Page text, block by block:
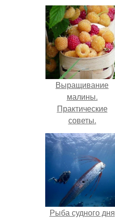
Выращивание
малины.
Практические
советы.
Рыба судного дня